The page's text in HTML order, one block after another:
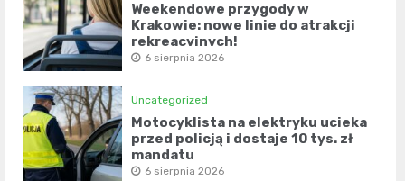
Weekendowe przygody w
Krakowie: nowe linie do atrakcji
rekreacyjnych!
6 sierpnia 2026
Uncategorized
Motocyklista na elektryku ucieka
przed policją i dostaje 10 tys. zł
mandatu
6 sierpnia 2026